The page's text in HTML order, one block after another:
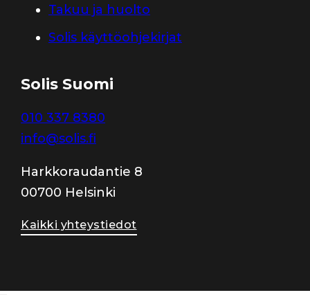
Takuu ja huolto
Solis käyttöohjekirjat
Solis Suomi
010 337 8380
info@solis.fi
Harkkoraudantie 8
00700 Helsinki
Kaikki yhteystiedot